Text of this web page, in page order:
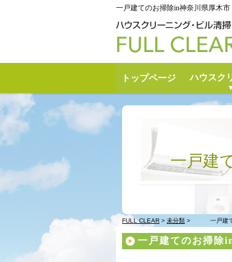
一戸建てのお掃除in神奈川県厚木市
トップページ ハウスク
一戸建
FULL CLEAR > 未分類 > 一戸建
一戸建てのお掃除